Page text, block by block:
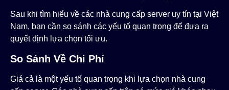
Sau khi tìm hiểu về các nhà cung cấp server uy tín tại Việt
Nam, bạn cần so sánh các yếu tố quan trọng để đưa ra
quyết định lựa chọn tối ưu.
So Sánh Về Chi Phí
Giá cả là một yếu tố quan trọng khi lựa chọn nhà cung